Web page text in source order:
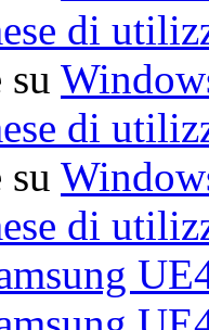
di
su
di
su
di